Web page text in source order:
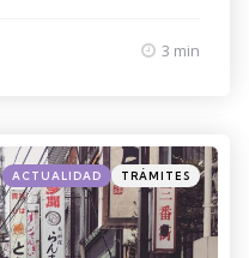
3 min
Categories
Posted
in
ACTUALIDAD TRÁMITES